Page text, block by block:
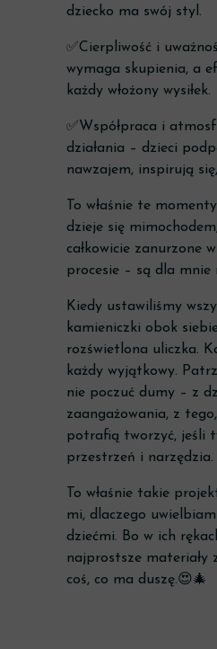
dziecko ma swój styl.
✅Cierpliwość i
wymaga skupienia, a
każdy włożony wysiłek.
✅Współpraca i
działania – dzieci
nawzajem, inspirują
To właśnie te
dzieje się
całkowicie zanurzone
procesie – są dla mnie
Kiedy ustawiliśmy
kamieniczki obok
rozświetlona uliczka.
każdy wyjątkowy.
nie poczuć dumy – z
zaangażowania, z
potrafią tworzyć, jeśli
przestrzeń i narzędzia.
To właśnie takie
mi, dlaczego
dziećmi. Bo w ich
najprostsze materiały
coś, co ma duszę.😍🎄